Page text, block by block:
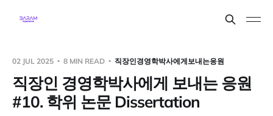
02 JUL 2025 8 MIN READ 직장인경영학박사에게보내는응원
직장인 경영학박사에게 보내는 응원
#10. 학위 논문 Dissertation